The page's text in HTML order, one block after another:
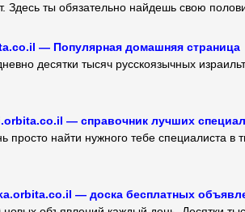
Здесь ты обязательно найдешь свою
— Популярная домашняя страница
десятки тысяч русскоязычных
— справочник лучших
просто найти нужного тебе специалиста в
— доска бесплатных